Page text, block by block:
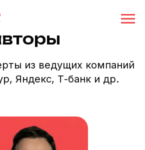
из ведущих компаний
Яндекс, Т-банк и др.